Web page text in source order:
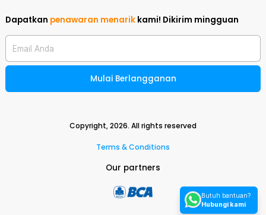
Dapatkan penawaran menarik kami! Dikirim mingguan
Email Anda
Mulai Berlangganan
Copyright,2026. All rights reserved
Terms & Conditions
Our partners
Butuh bantuan?
Hubungi kami